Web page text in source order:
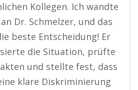
Kollegen. Ich wandte
Dr. Schmelzer, und das
beste Entscheidung! Er
die Situation, prüfte
und stellte fest, dass
klare Diskriminierung